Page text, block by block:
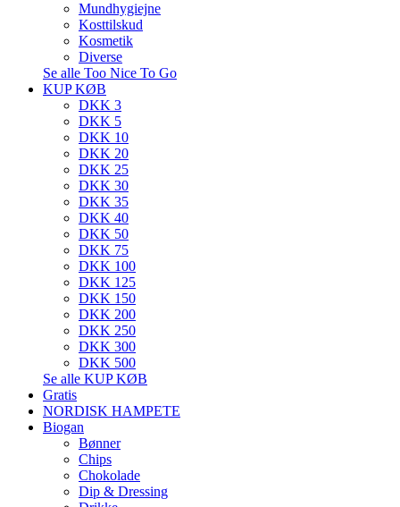
Mundhygiejne
Kosttilskud
Kosmetik
Diverse
Se alle Too Nice To Go
KUP KØB
DKK 3
DKK 5
DKK 10
DKK 20
DKK 25
DKK 30
DKK 35
DKK 40
DKK 50
DKK 75
DKK 100
DKK 125
DKK 150
DKK 200
DKK 250
DKK 300
DKK 500
Se alle KUP KØB
Gratis
NORDISK HAMPETE
Biogan
Bønner
Chips
Chokolade
Dip & Dressing